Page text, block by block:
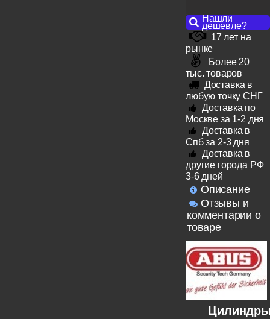
Нашли
дешевле?
17 лет на
рынке
Более 20
тыс. товаров
Доставка в
любую точку СНГ
Доставка по
Москве за 1-2 дня
Доставка в
Спб за 2-3 дня
Доставка в
другие города РФ
3-6 дней
Описание
Отзывы и
комментарии о
товаре